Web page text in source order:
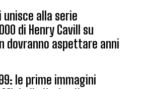
unisce alla serie
di Henry Cavill su
dovranno aspettare anni
le prime immagini